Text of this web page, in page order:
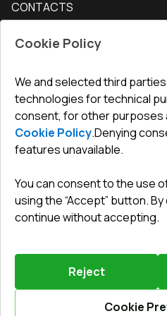
Interior doors
How to measure windows
For companies, cooperation
Conditions for returning goods
Guarantee
CONTACTS
undefined(undefined)
info@toptechnik.com.pl
Polityka prywatności
REGULAMIN
©2026.All right reserved.
Report a
Cookie Policy
We and selected third
technologies for technical
consent, for other purposes
Cookie Policy.Denying
features unavailable.
You can consent to the use
using the “Accept” button.
continue without accepting.
Reject
Cookie